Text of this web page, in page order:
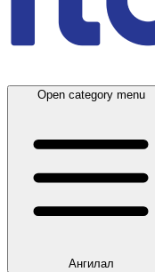
Open category menu
Ангилал